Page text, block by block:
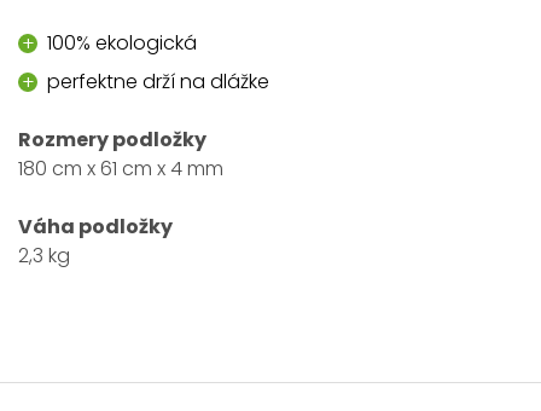
100% ekologická
perfektne drží na dlážke
Rozmery podložky
180 cm x 61 cm x 4 mm
Váha podložky
2,3 kg